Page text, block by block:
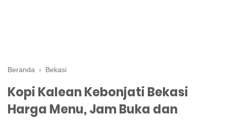
Beranda › Bekasi
Kopi Kalean Kebonjati Bekasi
Harga Menu, Jam Buka dan